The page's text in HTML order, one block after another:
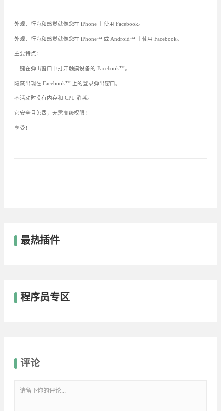
外观、行为和感觉就像您在 iPhone 上使用 Facebook。
外观、行为和感觉就像您在 iPhone™ 或 Android™ 上使用 Facebook。
主要特点：
一键在弹出窗口中打开触摸设备的 Facebook™。
隐藏出现在 Facebook™ 上的登录弹出窗口。
不活动时没有内存和 CPU 消耗。
它安全且免费，无需高级权限！
享受！
最热插件
程序员专区
评论